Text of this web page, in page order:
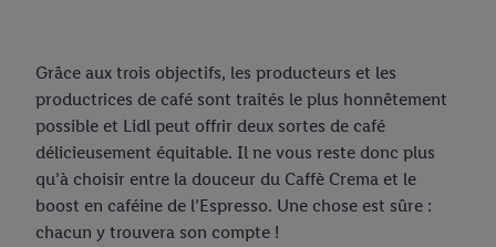
Grâce aux trois objectifs, les producteurs et les
productrices de café sont traités le plus honnêtement
possible et Lidl peut offrir deux sortes de café
délicieusement équitable. Il ne vous reste donc plus
qu’à choisir entre la douceur du Caffè Crema et le
boost en caféine de l’Espresso. Une chose est sûre :
chacun y trouvera son compte !
droit de révoquer votre consentement à tout moment avec effet
pour l’avenir dans notre
déclaration relative à la protection des
données. Vous trouverez les impressions ici.